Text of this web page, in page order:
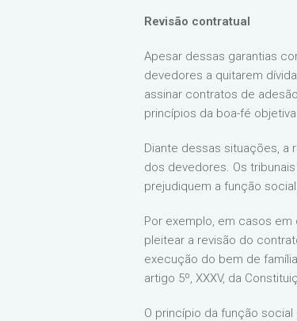
Revisão contratual
Apesar dessas garantias
devedores a quitarem
assinar contratos de
princípios da boa-fé
Diante dessas situações, a
dos devedores. Os
prejudiquem a função
Por exemplo, em casos
pleitear a revisão do
execução do bem de
artigo 5º, XXXV, da
O princípio da função